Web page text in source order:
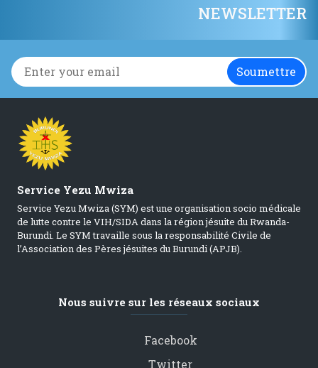
NEWSLETTER
Service Yezu Mwiza
Service Yezu Mwiza (SYM) est une organisation socio médicale
de lutte contre le VIH/SIDA dans la région jésuite du Rwanda-
Burundi. Le SYM travaille sous la responsabilité Civile de
l’Association des Pères jésuites du Burundi (APJB).
Nous suivre sur les réseaux sociaux
Facebook
Twitter